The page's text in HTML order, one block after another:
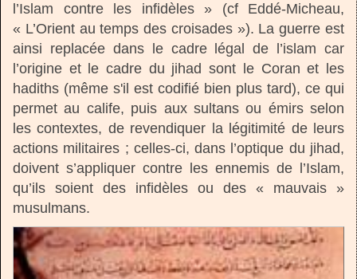
l’Islam contre les infidèles » (cf Eddé-Micheau,
« L’Orient au temps des croisades »). La guerre est
ainsi replacée dans le cadre légal de l’islam car
l’origine et le cadre du jihad sont le Coran et les
hadiths (même s'il est codifié bien plus tard), ce qui
permet au calife, puis aux sultans ou émirs selon
les contextes, de revendiquer la légitimité de leurs
actions militaires ; celles-ci, dans l’optique du jihad,
doivent s’appliquer contre les ennemis de l’Islam,
qu’ils soient des infidèles ou des « mauvais »
musulmans.